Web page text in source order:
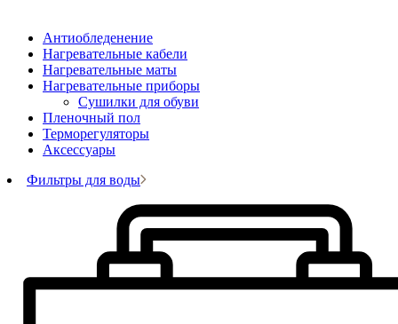
Антиобледенение
Нагревательные кабели
Нагревательные маты
Нагревательные приборы
Сушилки для обуви
Пленочный пол
Терморегуляторы
Аксессуары
Фильтры для воды